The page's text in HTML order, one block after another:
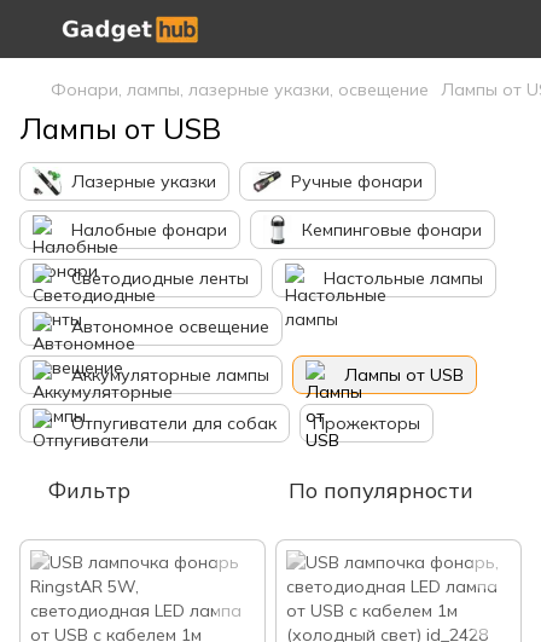
Фонари, лампы, лазерные указки, освещение Лампы от
Лампы от USB
Лазерные указки Ручные фонари
Налобные фонари Кемпинговые фонари
Светодиодные ленты Настольные лампы
Автономное освещение
Аккумуляторные лампы Лампы от USB
Отпугиватели для собак Прожекторы
Фильтр По популярности